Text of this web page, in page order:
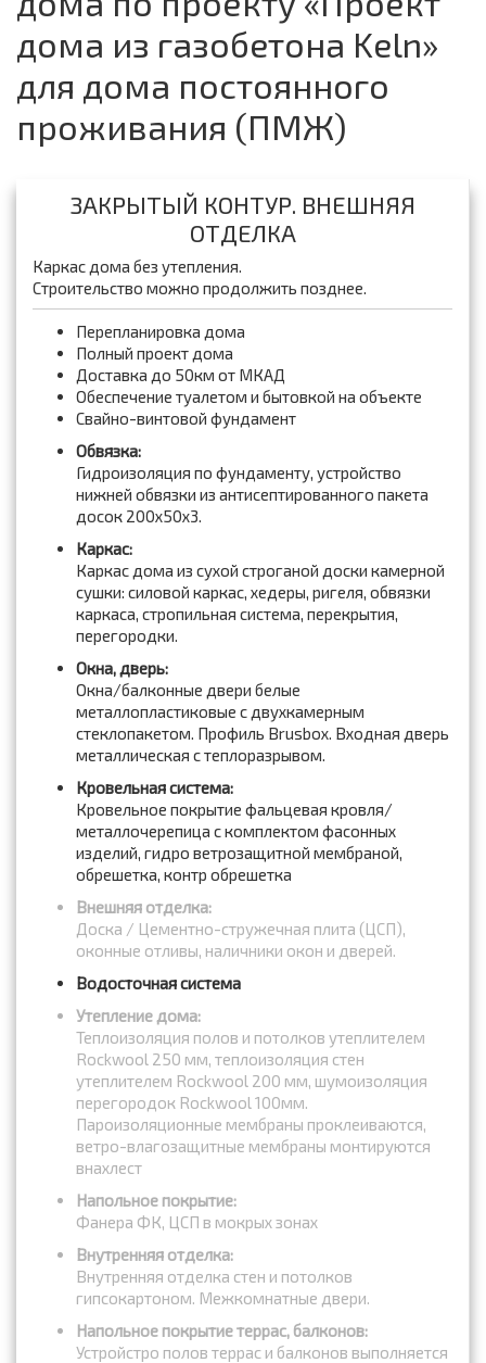
дома из газобетона Keln»
для дома постоянного
проживания (ПМЖ)
ЗАКРЫТЫЙ КОНТУР. ВНЕШНЯЯ
ОТДЕЛКА
Каркас дома без утепления.
Строительство можно продолжить позднее.
Перепланировка дома
Полный проект дома
Доставка до 50км от МКАД
Обеспечение туалетом и бытовкой на объекте
Свайно-винтовой фундамент
Обвязка:
Гидроизоляция по фундаменту, устройство
нижней обвязки из антисептированного пакета
досок 200x50x3.
Каркас:
Каркас дома из сухой строганой доски камерной
сушки: силовой каркас, хедеры, ригеля, обвязки
каркаса, стропильная система, перекрытия,
перегородки.
Окна, дверь:
Окна/балконные двери белые
металлопластиковые с двухкамерным
стеклопакетом. Профиль Brusbox. Входная дверь
металлическая с теплоразрывом.
Кровельная система:
Кровельное покрытие фальцевая кровля/
металлочерепица с комплектом фасонных
изделий, гидро ветрозащитной мембраной,
обрешетка, контр обрешетка
Внешняя отделка:
Доска / Цементно-стружечная плита (ЦСП),
оконные отливы, наличники окон и дверей.
Водосточная система
Утепление дома:
Теплоизоляция полов и потолков утеплителем
Rockwool 250 мм, теплоизоляция стен
утеплителем Rockwool 200 мм, шумоизоляция
перегородок Rockwool 100мм.
Пароизоляционные мембраны проклеиваются,
ветро-влагозащитные мембраны монтируются
внахлест
Напольное покрытие:
Фанера ФК, ЦСП в мокрых зонах
Внутренняя отделка:
Внутренняя отделка стен и потолков
гипсокартоном. Межкомнатные двери.
Напольное покрытие террас, балконов:
Устройстро полов террас и балконов выполняется